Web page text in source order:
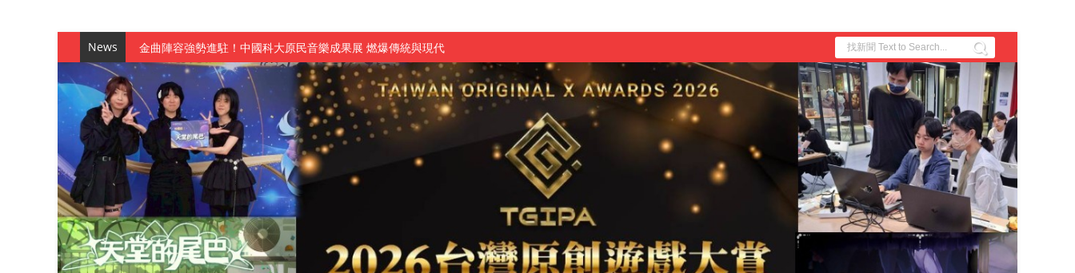
News
金曲陣容強勢進駐！中國科大原民音樂成果展 燃爆傳統與現代
數媒系《天堂的尾巴》、《礦影》勇奪台灣原創遊戲大賞雙佳作
師生攜手磨練一個月！觀管系榮獲天籟盃全國大專廣播詞競賽英文組佳作
一銀彭仁主中國科大開講 解密AI時代的金融轉型與數位正義
通識教育中心主辦「114學年度AI英文自我介紹比賽」成績出爐
數據後的溫度：財金系傑出校友共議「人文素養」 點亮智慧金融時代的跨域新局
森城建設股份有限公司捐贈 嘉惠行管系莘莘學子
產學合作新里程！財金系師生參訪中租控股 探索金融實習優勢
英文公園 315期